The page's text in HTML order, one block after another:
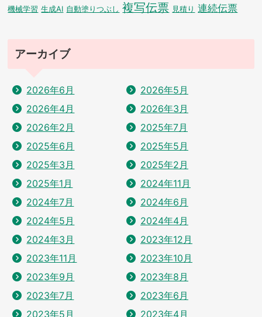
機械学習 生成AI 自動塗りつぶし 複写伝票 見積り 連続伝票
アーカイブ
2026年6月
2026年5月
2026年4月
2026年3月
2026年2月
2025年7月
2025年6月
2025年5月
2025年3月
2025年2月
2025年1月
2024年11月
2024年7月
2024年6月
2024年5月
2024年4月
2024年3月
2023年12月
2023年11月
2023年10月
2023年9月
2023年8月
2023年7月
2023年6月
2023年5月
2023年4月